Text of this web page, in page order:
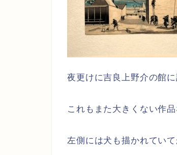
夜更けに吉良上野介の館
これもまた大きくない作
左側には犬も描かれてい